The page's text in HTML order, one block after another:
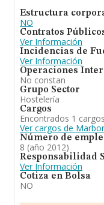
Estructura
NO
Contratos
Ver Información
Incidencias de
Ver Información
Operaciones
No constan
Grupo Sector
Hostelería
Cargos
Encontrados 1
Ver cargos de
Número de
8 (año 2012)
Responsabilidad
Ver Información
Cotiza en Bolsa
NO